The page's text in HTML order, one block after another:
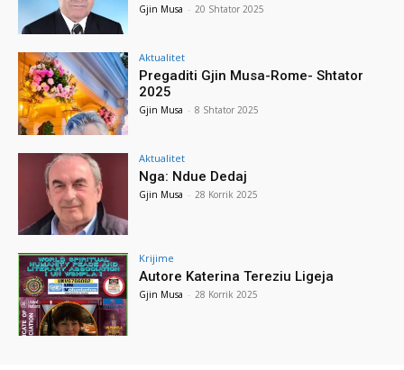
Gjin Musa - 20 Shtator 2025
Aktualitet
Pregaditi Gjin Musa-Rome- Shtator
2025
Gjin Musa - 8 Shtator 2025
Aktualitet
Nga: Ndue Dedaj
Gjin Musa - 28 Korrik 2025
Krijime
Autore Katerina Tereziu Ligeja
Gjin Musa - 28 Korrik 2025